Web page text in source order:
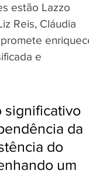
estão Lazzo
Reis, Cláudia
e
significativo
da
do
um